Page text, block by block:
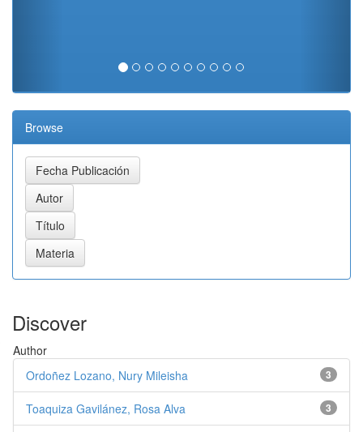
Browse
Discover
Author
3
Ordoñez Lozano, Nury Mileisha
3
Toaquiza Gavilánez, Rosa Alva